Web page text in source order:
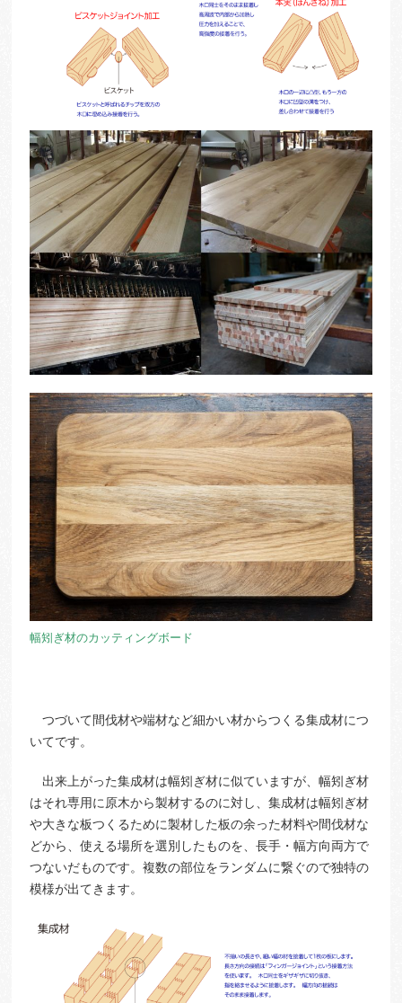
幅矧ぎ材のカッティングボード
つづいて間伐材や端材など細かい材からつくる集成材につ
いてです。
出来上がった集成材は幅矧ぎ材に似ていますが、幅矧ぎ材
はそれ専用に原木から製材するのに対し、集成材は幅矧ぎ材
や大きな板つくるために製材した板の余った材料や間伐材な
どから、使える場所を選別したものを、長手・幅方向両方で
つないだものです。複数の部位をランダムに繋ぐので独特の
模様が出てきます。